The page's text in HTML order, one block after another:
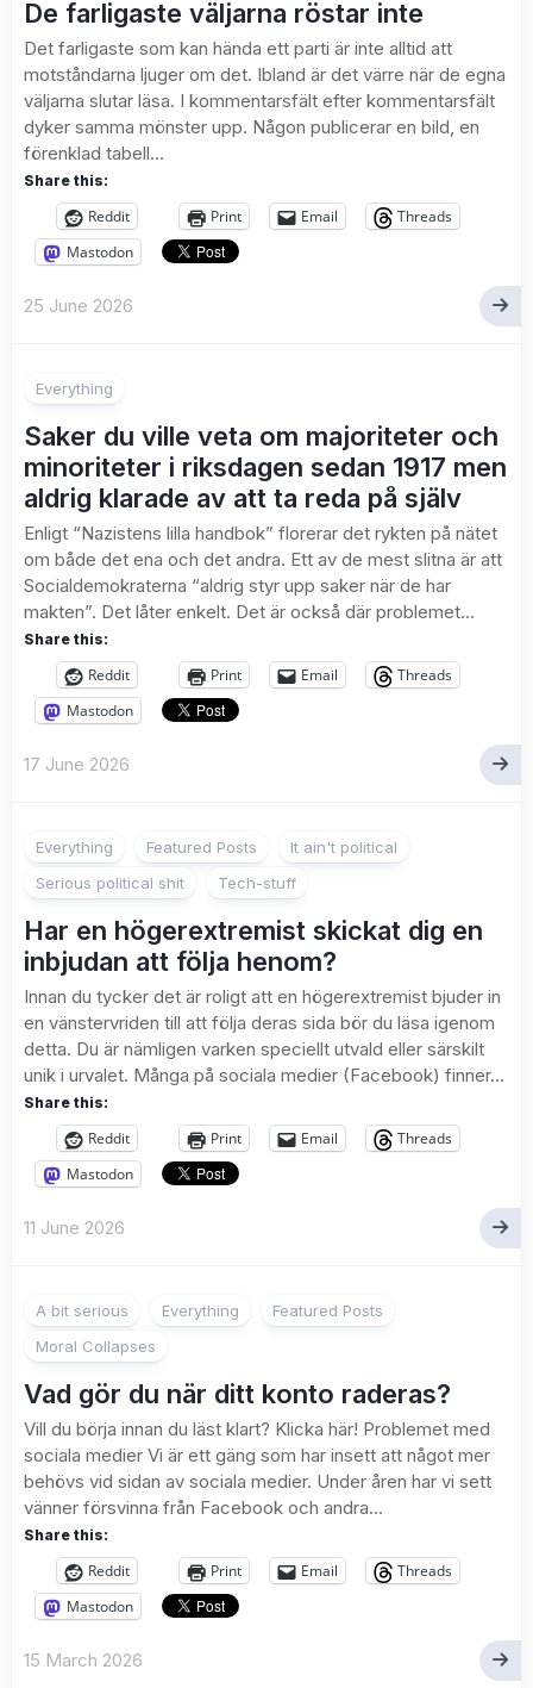
De farligaste väljarna röstar inte
Det farligaste som kan hända ett parti är inte alltid att
motståndarna ljuger om det. Ibland är det värre när de egna
väljarna slutar läsa. I kommentarsfält efter kommentarsfält
dyker samma mönster upp. Någon publicerar en bild, en
förenklad tabell...
Share this:
Reddit Print Email
Threads
Mastodon
25 June 2026
Everything
Saker du ville veta om majoriteter och
minoriteter i riksdagen sedan 1917 men
aldrig klarade av att ta reda på själv
Enligt “Nazistens lilla handbok” florerar det rykten på nätet
om både det ena och det andra. Ett av de mest slitna är att
Socialdemokraterna “aldrig styr upp saker när de har
makten”. Det låter enkelt. Det är också där problemet...
Share this:
Reddit Print Email
Threads
Mastodon
17 June 2026
Everything Featured Posts
It ain't political
Serious political shit
Tech-stuff
Har en högerextremist skickat dig en
inbjudan att följa henom?
Innan du tycker det är roligt att en högerextremist bjuder in
en vänstervriden till att följa deras sida bör du läsa igenom
detta. Du är nämligen varken speciellt utvald eller särskilt
unik i urvalet. Många på sociala medier (Facebook) finner...
Share this:
Reddit Print Email
Threads
Mastodon
11 June 2026
A bit serious Everything
Featured Posts
Moral Collapses
Vad gör du när ditt konto raderas?
Vill du börja innan du läst klart? Klicka här! Problemet med
sociala medier Vi är ett gäng som har insett att något mer
behövs vid sidan av sociala medier. Under åren har vi sett
vänner försvinna från Facebook och andra...
Share this:
Reddit Print Email
Threads
Mastodon
15 March 2026